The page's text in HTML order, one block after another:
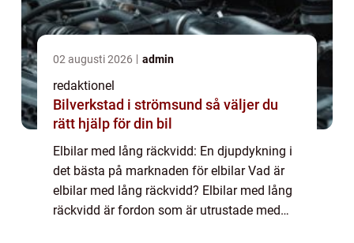
02 augusti 2026 admin
redaktionel
Bilverkstad i strömsund så väljer du
rätt hjälp för din bil
Elbilar med lång räckvidd: En djupdykning i
det bästa på marknaden för elbilar Vad är
elbilar med lång räckvidd? Elbilar med lång
räckvidd är fordon som är utrustade med